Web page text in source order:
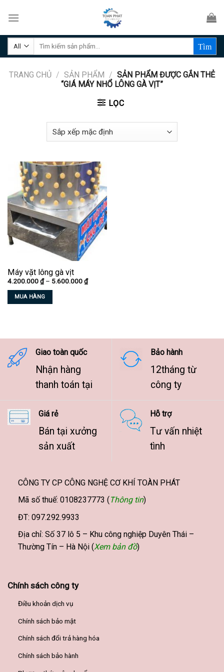
Tìm
TRANG CHỦ / SẢN PHẨM / SẢN PHẨM ĐƯỢC GẮN THẺ
“GIÁ MÁY NHỔ LÔNG GÀ VỊT”
LỌC
Máy vặt lông gà vịt
4.200.000₫ – 5.600.000₫Khoảng
giá:
MUA HÀNG
có
nhiều
biến
có
thể
phẩm
Giao toàn quốc
Nhận hàng
thanh toán tại
Bảo hành
12tháng từ
công ty
Giá rẻ
Bán tại xưởng
sản xuất
Hỗ trợ
Tư vấn nhiệt
tình
CÔNG TY CP CÔNG NGHỆ CƠ KHÍ TOÀN PHÁT
Mã số thuế: 0108237773 ( Thông tin)
ĐT: 097.292.9933
Địa chỉ: Số 37 lô 5 – Khu công nghiệp Duyên Thái –
Thường Tín – Hà Nội (Xem bản đồ)
Chính sách công ty
Điều khoản dịch vụ
Chính sách bảo mật
Chính sách đổi trả hàng hóa
Chính sách bảo hành